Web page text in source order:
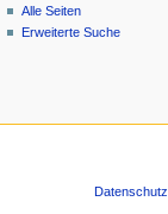
Alle Seiten
Erweiterte Suche
Datenschutz